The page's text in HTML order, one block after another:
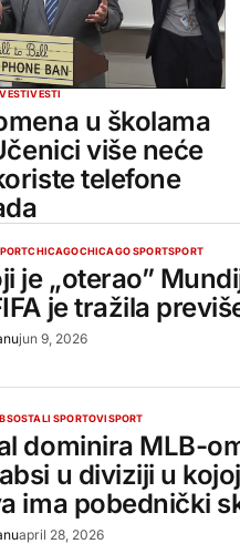
VESTI
u školama
više neće
telefone
CHICAGOCHICAGO SPORTSPORT
je „oterao”
je tražila
jun 9, 2026
OSTALI SPORTOVISPORT
dominira MLB-
u diviziji u
ima pobednički
april 28, 2026